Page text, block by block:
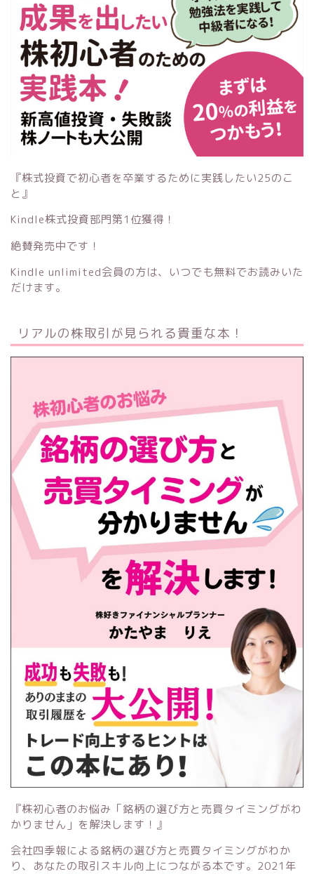
『株式投資で初心者を卒業するために実践したい25のこ
と』
Kindle株式投資部門第1位獲得！
絶賛発売中です！
Kindle unlimited会員の方は、いつでも無料でお読みいた
だけます。
リアルの株取引が見られる貴重な本！
『株初心者のお悩み「銘柄の選び方と売買タイミングがわ
かりません」を解決します！』
会社四季報による銘柄の選び方と売買タイミングがわか
り、あなたの取引スキル向上につながる本です。2021年